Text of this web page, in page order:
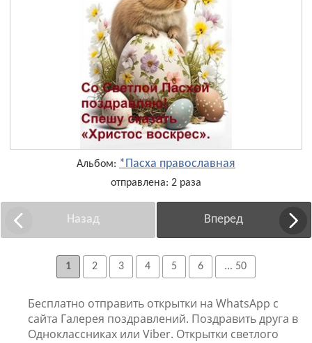
Альбом: *Пасха православная
отправлена: 2 раза
Назад Вперед
1 2 3 4 5 6 ... 50
Бесплатно отправить открытки на WhatsApp с
сайта Галерея поздравлений. Поздравить друга в
Одноклассниках или Viber. Открытки светлого